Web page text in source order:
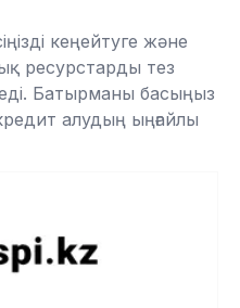
кеңейтуге және
ресурстарды тез
Батырманы басыңыз
алудың ыңғайлы